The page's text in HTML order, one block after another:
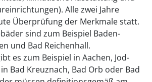
Alle zwei Jahre
Überprüfung der Merkmale statt.
sind zum Beispiel Baden-
und Bad Reichenhall.
es zum Beispiel in Aachen, Jod-
Bad Kreuznach, Bad Orb oder Bad